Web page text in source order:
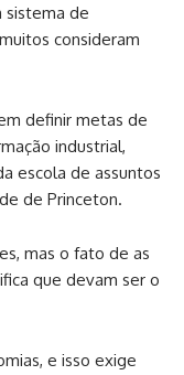
sistema de
consideram
definir metas de
industrial,
escola de assuntos
de Princeton.
mas o fato de as
que devam ser o
e isso exige